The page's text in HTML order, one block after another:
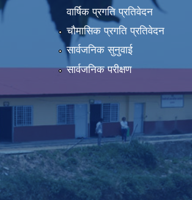
वार्षिक प्रगति प्रतिवेदन
चौमासिक प्रगति प्रतिवेदन
सार्वजनिक सुनुवाई
सार्वजनिक परीक्षण